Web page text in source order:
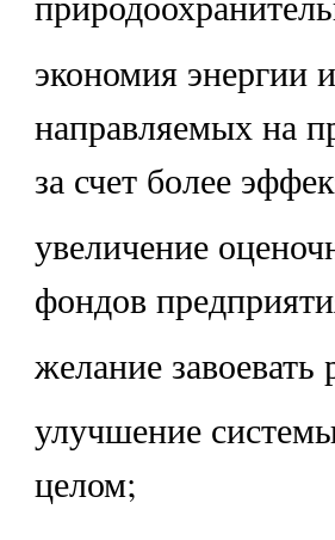
экономия энергии
направляемых на
за счет более
увеличение
фондов
желание
улучшение
целом;